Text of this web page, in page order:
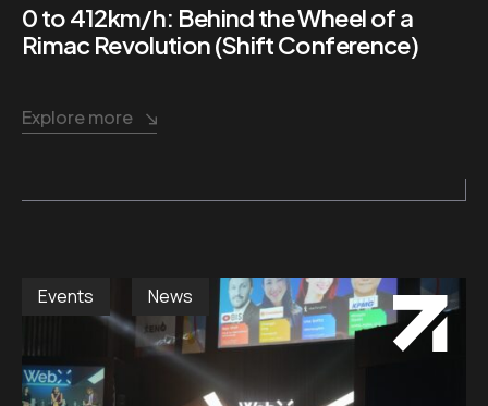
0 to 412km/h: Behind the Wheel of a
Rimac Revolution (Shift Conference)
Explore more
Events News